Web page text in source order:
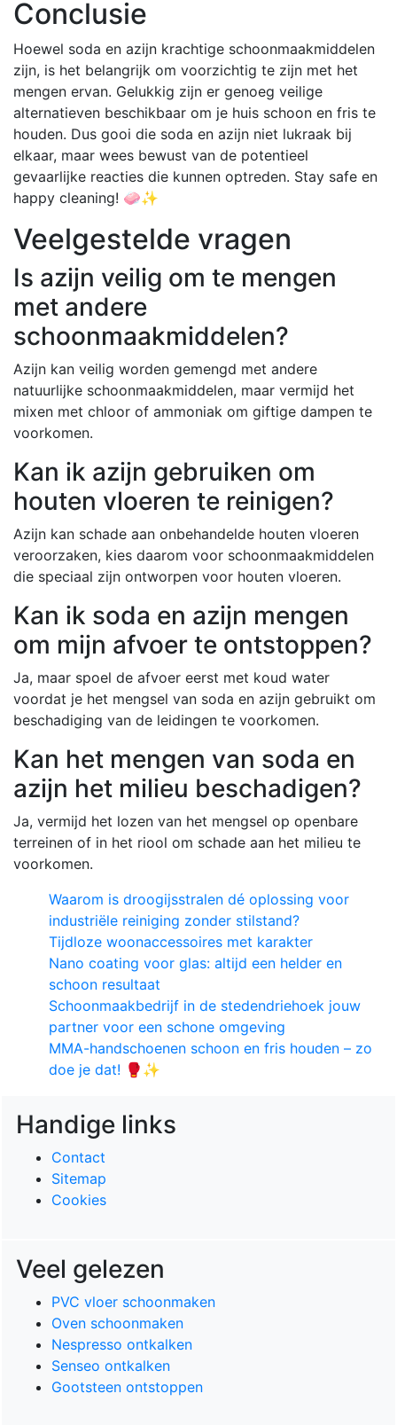
Conclusie
Hoewel soda en azijn krachtige schoonmaakmiddelen
zijn, is het belangrijk om voorzichtig te zijn met het
mengen ervan. Gelukkig zijn er genoeg veilige
alternatieven beschikbaar om je huis schoon en fris te
houden. Dus gooi die soda en azijn niet lukraak bij
elkaar, maar wees bewust van de potentieel
gevaarlijke reacties die kunnen optreden. Stay safe en
happy cleaning! 🧼✨
Veelgestelde vragen
Is azijn veilig om te mengen
met andere
schoonmaakmiddelen?
Azijn kan veilig worden gemengd met andere
natuurlijke schoonmaakmiddelen, maar vermijd het
mixen met chloor of ammoniak om giftige dampen te
voorkomen.
Kan ik azijn gebruiken om
houten vloeren te reinigen?
Azijn kan schade aan onbehandelde houten vloeren
veroorzaken, kies daarom voor schoonmaakmiddelen
die speciaal zijn ontworpen voor houten vloeren.
Kan ik soda en azijn mengen
om mijn afvoer te ontstoppen?
Ja, maar spoel de afvoer eerst met koud water
voordat je het mengsel van soda en azijn gebruikt om
beschadiging van de leidingen te voorkomen.
Kan het mengen van soda en
azijn het milieu beschadigen?
Ja, vermijd het lozen van het mengsel op openbare
terreinen of in het riool om schade aan het milieu te
voorkomen.
Waarom is droogijsstralen dé oplossing voor
industriële reiniging zonder stilstand?
Tijdloze woonaccessoires met karakter
Nano coating voor glas: altijd een helder en
schoon resultaat
Schoonmaakbedrijf in de stedendriehoek jouw
partner voor een schone omgeving
MMA-handschoenen schoon en fris houden – zo
doe je dat! 🥊✨
Handige links
Contact
Sitemap
Cookies
Veel gelezen
PVC vloer schoonmaken
Oven schoonmaken
Nespresso ontkalken
Senseo ontkalken
Gootsteen ontstoppen